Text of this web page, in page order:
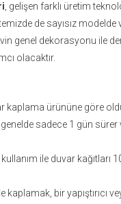
, gelişen farklı üretim
de sayısız
genel dekorasyonu ile
olacaktır.
kaplama ürününe göre
genelde sadece 1 gün
ile duvar kağıtları
kaplamak, bir yapıştırıcı